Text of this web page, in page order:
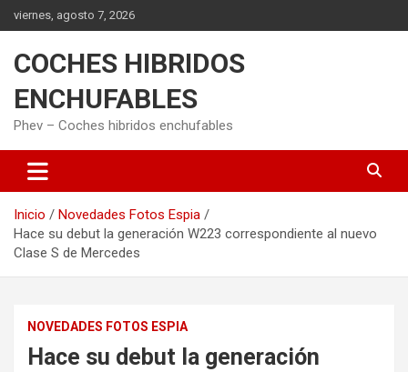
Saltar
al
viernes, agosto 7, 2026
COCHES HIBRIDOS
ENCHUFABLES
Phev – Coches hibridos enchufables
Inicio
Novedades Fotos Espia
Hace su debut la generación W223 correspondiente al nuevo
Clase S de Mercedes
NOVEDADES FOTOS ESPIA
Hace su debut la generación